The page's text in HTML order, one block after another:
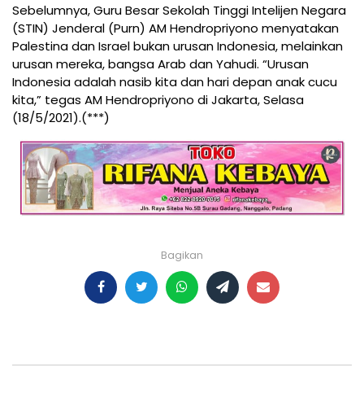
Sebelumnya, Guru Besar Sekolah Tinggi Intelijen Negara
(STIN) Jenderal (Purn) AM Hendropriyono menyatakan
Palestina dan Israel bukan urusan Indonesia, melainkan
urusan mereka, bangsa Arab dan Yahudi. “Urusan
Indonesia adalah nasib kita dan hari depan anak cucu
kita,” tegas AM Hendropriyono di Jakarta, Selasa
(18/5/2021).(***)
Bagikan